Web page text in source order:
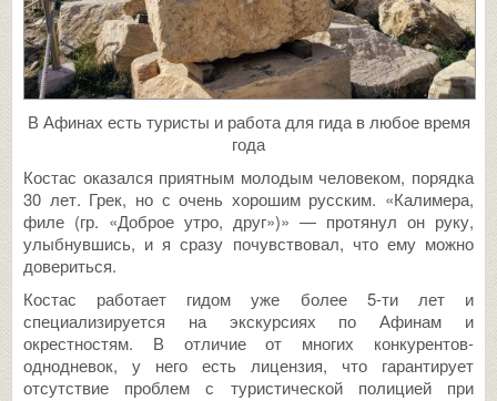
В Афинах есть туристы и работа для гида в любое время
года
Костас оказался приятным молодым человеком, порядка
30 лет. Грек, но с очень хорошим русским. «Калимера,
филе (гр. «Доброе утро, друг»)» — протянул он руку,
улыбнувшись, и я сразу почувствовал, что ему можно
довериться.
Костас работает гидом уже более 5-ти лет и
специализируется на экскурсиях по Афинам и
окрестностям. В отличие от многих конкурентов-
однодневок, у него есть лицензия, что гарантирует
отсутствие проблем с туристической полицией при